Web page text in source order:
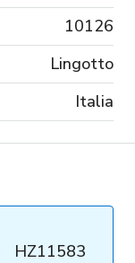
10126
Lingotto
Italia
HZ11583